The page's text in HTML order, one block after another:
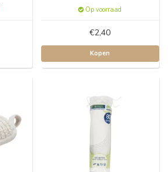
Op voorraad
€2,40
Kopen